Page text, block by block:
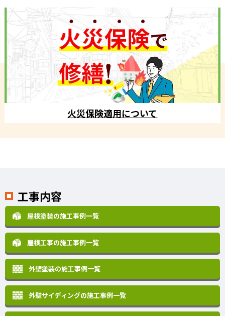
火災保険適用について
工事内容
屋根塗装の施工事例一覧
屋根工事の施工事例一覧
外壁塗装の施工事例一覧
外壁サイディングの施工事例一覧